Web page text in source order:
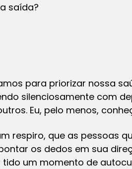
saída?
para priorizar nossa
silenciosamente com
Eu, pelo menos,
respiro, que as pessoas
os dedos em sua
um momento de